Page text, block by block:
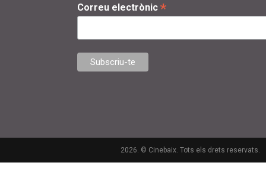
Correu electrònic *
2026. © Cinebaix. Tots els drets reservats.